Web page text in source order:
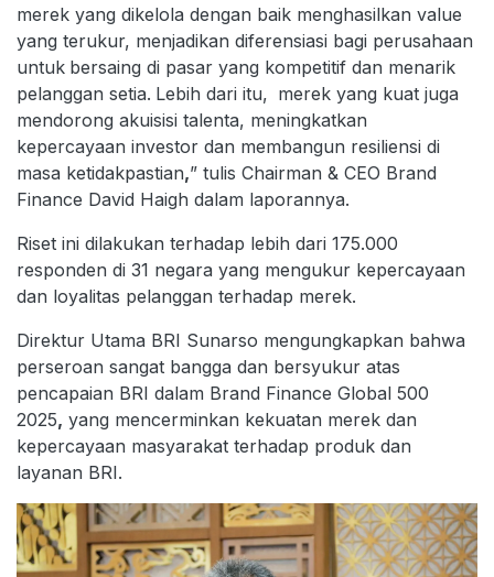
merek yang dikelola dengan baik menghasilkan value
yang terukur, menjadikan diferensiasi bagi perusahaan
untuk bersaing di pasar yang kompetitif dan menarik
pelanggan setia. Lebih dari itu, merek yang kuat juga
mendorong akuisisi talenta, meningkatkan
kepercayaan investor dan membangun resiliensi di
masa ketidakpastian,” tulis Chairman & CEO Brand
Finance David Haigh dalam laporannya.
Riset ini dilakukan terhadap lebih dari 175.000
responden di 31 negara yang mengukur kepercayaan
dan loyalitas pelanggan terhadap merek.
Direktur Utama BRI Sunarso mengungkapkan bahwa
perseroan sangat bangga dan bersyukur atas
pencapaian BRI dalam Brand Finance Global 500
2025, yang mencerminkan kekuatan merek dan
kepercayaan masyarakat terhadap produk dan
layanan BRI.